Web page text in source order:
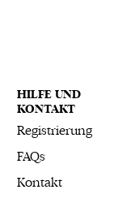
HILFE UND
KONTAKT
Registrierung
FAQs
Kontakt